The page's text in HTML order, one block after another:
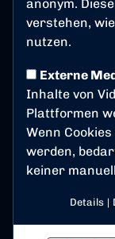
anonym.
verstehen,
nutzen.
Externe
Inhalte von
Plattformen
Wenn
werden,
keiner
Details |